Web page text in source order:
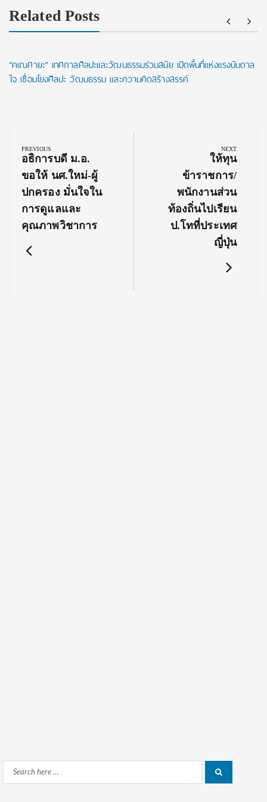
Related Posts
“คเณศายะ” เทศกาลศิลปะและวัฒนธรรมร่วมสมัย เปิดพื้นที่แห่งแรงบันดาล
ใจ เชื่อมโยงศิลปะ วัฒนธรรม และความคิดสร้างสรรค์
navigation
PREVIOUS
Previous
Post:
อธิการบดี ม.อ.
ขอให้ นศ.ใหม่-ผู้
ปกครอง มั่นใจใน
การดูแลและ
คุณภาพวิชาการ
NEXT
Next
Post:
ให้ทุน
ข้าราชการ/
พนักงานส่วน
ท้องถิ่นไปเรียน
ป.โทที่ประเทศ
ญี่ปุ่น
Search